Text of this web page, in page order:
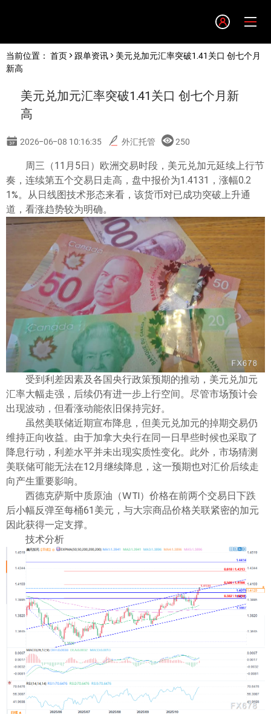
English
简体中文
한글
日本語
Tiếng việt
ไทย
当前位置： 首页> 跟单资讯> 美元兑加元汇率突破1.41关口 创七个月
新高
美元兑加元汇率突破1.41关口 创七个月新
高
2026-06-08 10:16:35 外汇托管 250
周三（11月5日）欧洲交易时段，美元兑加元延续上行节
奏，连续第五个交易日走高，盘中报价为1.4131，涨幅0.2
1%。从日线图技术形态来看，该货币对已成功突破上升通
道，看涨趋势较为明确。
受到利差因素及各国央行政策预期的推动，美元兑加元
汇率大幅走强，后续仍有进一步上行空间。尽管市场预计会
出现波动，但看涨动能依旧保持完好。
虽然美联储近期宣布降息，但美元兑加元的掉期交易仍
维持正向收益。由于加拿大央行在同一日早些时候也采取了
降息行动，利差水平并未出现实质性变化。此外，市场猜测
美联储可能无法在12月继续降息，这一预期也对汇价后续走
向产生重要影响。
西德克萨斯中质原油（WTI）价格在前两个交易日下跌
后小幅反弹至每桶61美元，与大宗商品价格关联紧密的加元
因此获得一定支撑。
技术分析